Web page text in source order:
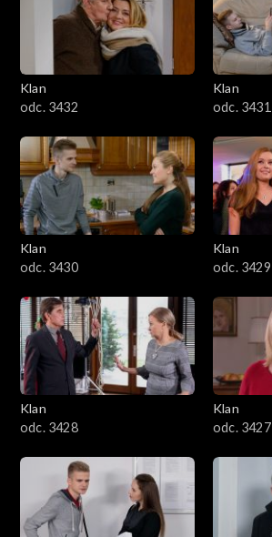
Klan
odc. 3432
Klan
odc. 3431
Klan
odc. 3430
Klan
odc. 3429
Klan
odc. 3428
Klan
odc. 3427